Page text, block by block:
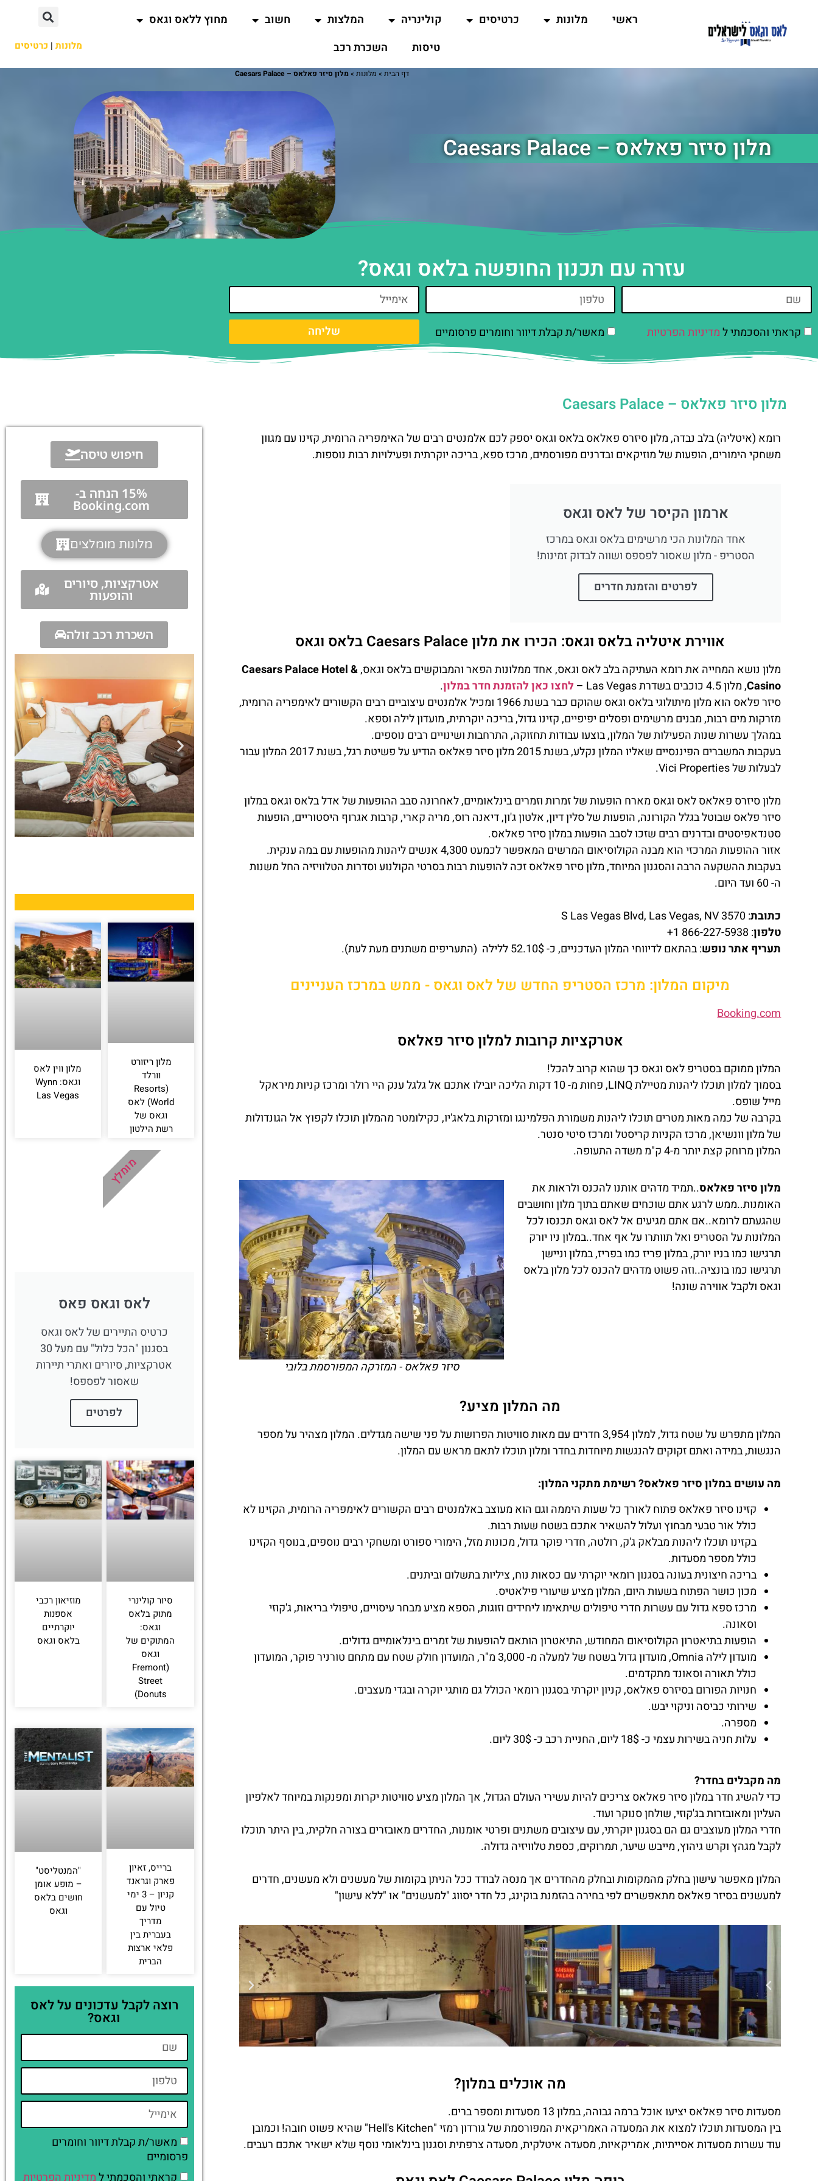
ראשי מלונות כרטיסים קולינריה המלצות חשוב
מחוץ ללאס וגאס
טיסות
השכרת רכב מלונות | כרטיסים
מלון סיזר פאלאס – Caesars Palace
דף הבית » מלונות »מלון סיזר פאלאס – Caesars Palace
עזרה עם תכנון החופשה בלאס וגאס?
קראתי והסכמתי למדיניות הפרטיות מאשר/ת קבלת דיוור וחומרים פרסומיים שליחה
מלון סיזר פאלאס – Caesars Palace
רומא (איטליה) בלב נבדה, מלון סיזרס פאלאס בלאס וגאס יספק לכם אלמנטים רבים של האימפריה הרומית, קזינו עם מגוון
משחקי הימורים, הופעות של מוזיקאים ובדרנים מפורסמים, מרכז ספא, בריכה יוקרתית ופעילויות רבות נוספות.
ארמון הקיסר של לאס וגאס
אחד המלונות הכי מרשימים בלאס וגאס במרכז
הסטריפ - מלון שאסור לפספס ושווה לבדוק זמינות!
לפרטים והזמנת חדרים
אווירת איטליה בלאס וגאס: הכירו את מלון Caesars Palace בלאס וגאס
מלון נושא המחייה את רומא העתיקה בלב לאס וגאס, אחד ממלונות הפאר והמבוקשים בלאס וגאס,Caesars Palace Hotel &
Casino, מלון 4.5 כוכבים בשדרת Las Vegas – לחצו כאן להזמנת חדר במלון.
סיזר פלאס הוא מלון מיתולוגי בלאס וגאס שהוקם כבר בשנת 1966 ומכיל אלמנטים עיצוביים רבים הקשורים לאימפריה הרומית,
מזרקות מים רבות, מבנים מרשימים ופסלים יפיפיים, קזינו גדול, בריכה יוקרתית, מועדון לילה וספא.
במהלך עשרות שנות הפעילות של המלון, בוצעו עבודות תחזוקה, התרחבות ושינויים רבים נוספים.
בעקבות המשברים הפיננסיים שאליו המלון נקלע, בשנת 2015 מלון סיזר פאלאס הודיע על פשיטת רגל, בשנת 2017 המלון עבור
לבעלות של Vici Properties.
מלון סיזרס פאלאס לאס וגאס מארח הופעות של זמרות וזמרים בינלאומיים, לאחרונה סבב ההופעות של אדל בלאס וגאס במלון
סיזר פלאס שבוטל בגלל הקורונה, הופעות של סלין דיון, אלטון ג'ון, דיאנה רוס, מריה קארי, קרבות אגרוף היסטוריים, הופעות
סטנדאפיסטים ובדרנים רבים שזכו לסבב הופעות במלון סיזר פאלאס.
אזור ההופעות המרכזי הוא מבנה הקולוסיאום המרשים המאפשר לכמעט 4,300 אנשים ליהנות מהופעות עם במה ענקית.
בעקבות ההשקעה הרבה והסגנון המיוחד, מלון סיזר פאלאס זכה להופעות רבות בסרטי הקולנוע וסדרות הטלוויזיה החל משנות
ה- 60 ועד היום.
כתובת: 3570 S Las Vegas Blvd, Las Vegas, NV
טלפון: 866-227-5938 1+
תעריף אתר נופש: בהתאם לדיווחי המלון העדכניים, כ- 52.10$ ללילה (התעריפים משתנים מעת לעת).
מיקום המלון: מרכז הסטריפ החדש של לאס וגאס - ממש במרכז העניינים
Booking.com
אטרקציות קרובות למלון סיזר פאלאס
המלון ממוקם בסטריפ לאס וגאס כך שהוא קרוב להכל!
בסמוך למלון תוכלו ליהנות מטיילת LINQ, פחות מ- 10 דקות הליכה יובילו אתכם אל גלגל ענק היי רולר ומרכז קניות מיראקל
מייל שופס.
בקרבה של כמה מאות מטרים תוכלו ליהנות משמורת הפלמינגו ומזרקות בלאג'יו, כקילומטר מהמלון תוכלו לקפוץ אל הגונדולות
של מלון וונשיאן, מרכז הקניות קריסטל ומרכז סיטי סנטר.
המלון מרוחק קצת יותר מ-4 ק"מ משדה התעופה.
מלון סיזר פאלאס..תמיד מדהים אותנו להכנס ולראות את
האומנות..ממש לרגע אתם שוכחים שאתם בתוך מלון וחושבים
שהגעתם לרומא..אם אתם מגיעים אל לאס וגאס תכנסו לכל
המלונות על הסטריפ ואל תוותרו על אף אחד..במלון ניו יורק
תרגישו כמו בניו יורק, במלון פריז כמו בפריז, במלון וניישן
תרגישו כמו בונציה..וזה פשוט מדהים להכנס לכל מלון בלאס
וגאס ולקבל אווירה שונה!
סיזר פאלאס - המזרקה המפורסמת בלובי
מה המלון מציע?
המלון מתפרש על שטח גדול, למלון 3,954 חדרים עם מאות סוויטות הפרושות על פני שישה מגדלים.
המלון מצהיר על מספר
הנגשות, במידה ואתם זקוקים להנגשות מיוחדות בחדר ומלון תוכלו לתאם מראש עם המלון.
מה עושים במלון סיזר פאלאס? רשימת מתקני המלון:
קזינו סיזר פאלאס פתוח לאורך כל שעות היממה וגם הוא מעוצב באלמנטים רבים הקשורים לאימפריה הרומית, הקזינו לא
כולל אור טבעי מבחוץ ועלול להשאיר אתכם בשטח שעות רבות.
בקזינו תוכלו ליהנות מבלאק ג'ק, רולטה, חדרי פוקר גדול, מכונות מזל, הימורי ספורט ומשחקי רבים נוספים, בנוסף הקזינו
כולל מספר מסעדות.
בריכה חיצונית בעונה בסגנון רומאי יוקרתי עם כסאות נוח, ציליות בתשלום וביתנים.
מכון כושר הפתוח בשעות היום, המלון מציע שיעורי פילאטיס.
מרכז ספא גדול עם עשרות חדרי טיפולים שיתאימו ליחידים וזוגות, הספא מציע מבחר עיסויים, טיפולי בריאות, ג'קוזי
וסאונה.
הופעות בתיאטרון הקולוסיאום המחודש, התיאטרון הותאם להופעות של זמרים בינלאומיים גדולים.
מועדון לילה Omnia, מועדון גדול בשטח של למעלה מ- 3,000 מ"ר, המועדון חולק שטח עם מתחם טורניר פוקר, המועדון
כולל תאורה וסאונד מתקדמים.
חנויות הפורום בסיזרס פאלאס, קניון יוקרתי בסגנון רומאי הכולל גם מותגי יוקרה ובגדי מעצבים.
שירותי כביסה וניקוי יבש.
מספרה.
עלות חניה בשירות עצמי כ- 18$ ליום, החניית רכב כ- 30$ ליום.
מה מקבלים בחדר?
כדי להשיג חדר במלון סיזר פאלאס צריכים להיות עשירי העולם הגדול, אך המלון מציע סוויטות יקרות ומפנקות במיוחד לאלפיון
העליון ומאובזרות בג'קוזי, שולחן סנוקר ועוד.
חדרי המלון מעוצבים גם הם בסגנון יוקרתי, עם עיצובים משתנים ופרטי אומנות, החדרים מאובזרים בצורה חלקית, בין היתר תוכלו
לקבל מגהץ וקרש גיהוץ, מייבש שיער, תמרוקים, כספת טלוויזיה גדולה.
המלון מאפשר עישון בחלק מהמקומות ובחלק מהחדרים אך מנסה לבודד ככל הניתן בקומות של מעשנים ולא מעשנים, חדרים
למעשנים בסיזר פאלאס מתאפשרים לפי בחירה בהזמנת בוקינג, כל חדר יסווג "למעשנים" או "ללא עישון"
מה אוכלים במלון?
מסעדות סיזר פאלאס יציעו אוכל ברמה גבוהה, במלון 13 מסעדות ומספר ברים.
בין המסעדות תוכלו למצוא את המסעדה האמריקאית המפורסמת של גורדון רמזי "Hell's Kitchen" שהיא פשוט חובה! וכמובן
עוד עשרות מסעדות אסייתיות, אמריקאיות, מסעדה איטלקית, מסעדה צרפתית וסגנון בינלאומי נוסף שלא ישאיר אתכם רעבים.
חיפוש טיסה
15% הנחה ב-
Booking.com
מלונות מומלצים
אטרקציות, סיורים
והופעות
השכרת רכב זולה
לחצו
פה!
מלון ריזורט
וורלד
(Resorts
World) לאס
וגאס של
רשת הילטון
מלון ווין לאס
וגאס: Wynn
Las Vegas
לאס וגאס פאס
כרטיס התיירים של לאס וגאס
בסגנון "הכל כלול" עם מעל 30
אטרקציות, סיורים ואתרי תיירות
שאסור לפספס!
לפרטים
מומלץ
סיור קולינרי
מתוק בלאס
וגאס:
המתוקים של
וגאס
(Fremont
Street
Donuts)
מוזיאון רכבי
אספנות
יוקרתיים
בלאס וגאס
ברייס, זאיון
פארק וגראנד
קניון – 3 ימי
טיול עם
מדריך
בעברית בין
פלאי ארצות
הברית
"המנטליסט"
– מופע אומן
חושים בלאס
וגאס
רוצה לקבל עדכונים על לאס
וגאס?
מאשר/ת קבלת דיוור וחומרים
פרסומיים
קראתי והסכמתי למדיניות הפרטיות